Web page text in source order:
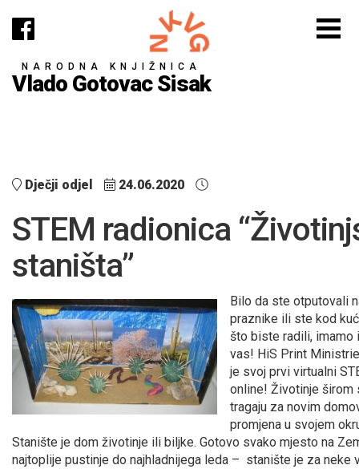
NARODNA KNJIŽNICA
Vlado Gotovac Sisak
Dječji odjel 24.06.2020
STEM radionica
staništa”
Bilo da ste otputovali
praznike ili ste kod
što biste radili, imamo
vas! HiS Print
je svoj prvi virtualni
online! Životinje širom
tragaju za novim
promjena u svojem
Stanište je dom životinje ili biljke. Gotovo svako mjesto na
najtoplije pustinje do najhladnijega leda – stanište je za neke